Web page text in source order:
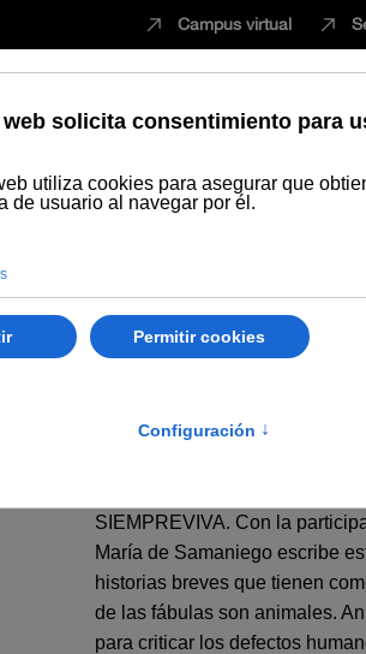
Campus virtual
EstudiarInnovación
y Artes
fábulas.
Obra adaptada por Ana
SIEMPREVIVA. Con la
María de Samaniego escribe
historias breves que tienen
de las fábulas son animales.
para criticar los defectos